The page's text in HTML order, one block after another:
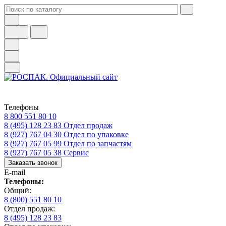
Телефоны
8 800 551 80 10
8 (495) 128 23 83 Отдел продаж
8 (927) 767 04 30 Отдел по упаковке
8 (927) 767 05 99 Отдел по запчастям
8 (927) 767 05 38 Сервис
Заказать звонок
E-mail
Телефоны:
Общий:
8 (800) 551 80 10
Отдел продаж:
8 (495) 128 23 83